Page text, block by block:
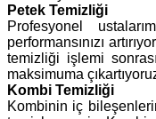
Petek Temizliği
Profesyonel
performansınızı
temizliği işlemi
maksimuma
Kombi Temizliği
Kombinin iç